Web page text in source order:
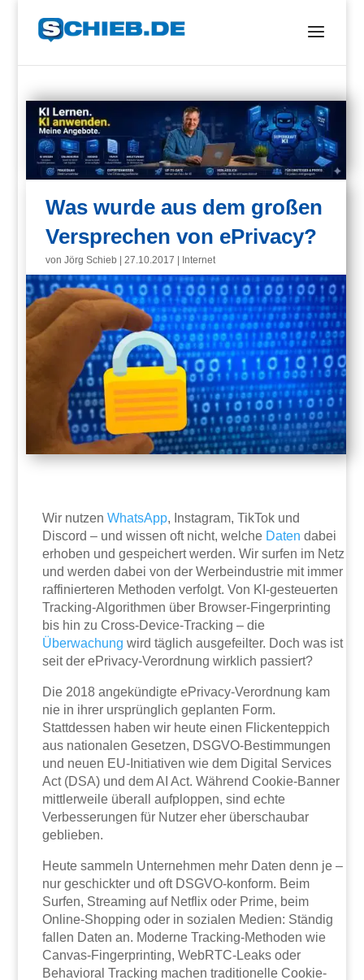
Was wurde aus dem großen
Versprechen von ePrivacy?
vonJörg Schieb |27.10.2017 Internet
Wir nutzenWhatsApp, Instagram, TikTok und
Discord – und wissen oft nicht, welche Daten dabei
erhoben und gespeichert werden. Wir surfen im Netz
und werden dabei von der Werbeindustrie mit immer
raffinierteren Methoden verfolgt. Von KI-gesteuerten
Tracking-Algorithmen über Browser-Fingerprinting
bis hin zu Cross-Device-Tracking – die
Überwachung wird täglich ausgefeilter. Doch was ist
seit der ePrivacy-Verordnung wirklich passiert?
Die 2018 angekündigte ePrivacy-Verordnung kam
nie in ihrer ursprünglich geplanten Form.
Stattdessen haben wir heute einen Flickenteppich
aus nationalen Gesetzen, DSGVO-Bestimmungen
und neuen EU-Initiativen wie dem Digital Services
Act (DSA) und dem AI Act. Während Cookie-Banner
mittlerweile überall aufploppen, sind echte
Verbesserungen für Nutzer eher überschaubar
geblieben.
Heute sammeln Unternehmen mehr Daten denn je –
nur geschickter und oft DSGVO-konform. Beim
Surfen, Streaming auf Netflix oder Prime, beim
Online-Shopping oder in sozialen Medien: Ständig
fallen Daten an. Moderne Tracking-Methoden wie
Canvas-Fingerprinting, WebRTC-Leaks oder
Behavioral Tracking machen traditionelle Cookie-